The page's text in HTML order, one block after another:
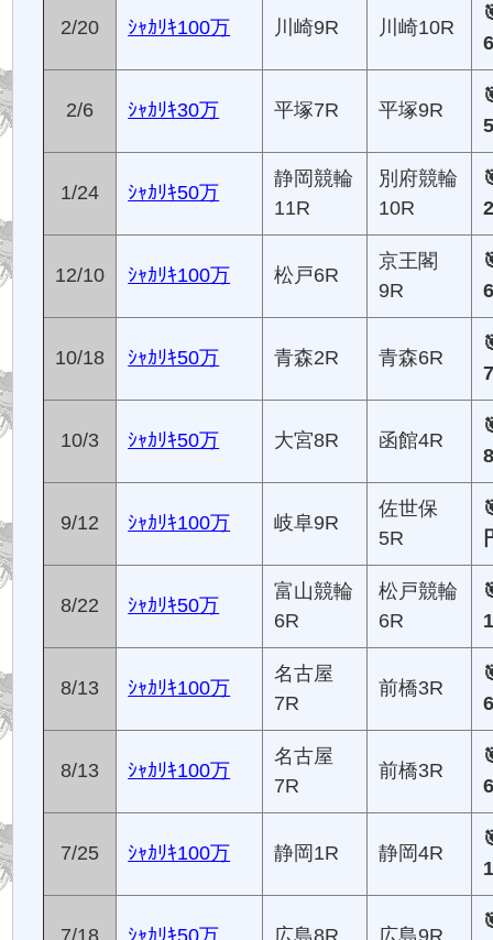
2/20 ｼｬｶﾘｷ100万 川崎9R 川崎10R
2/6 ｼｬｶﾘｷ30万 平塚7R 平塚9R
1/24 ｼｬｶﾘｷ50万
静岡競輪
11R
別府競輪
10R
12/10 ｼｬｶﾘｷ100万 松戸6R
京王閣
9R
10/18 ｼｬｶﾘｷ50万 青森2R 青森6R
10/3 ｼｬｶﾘｷ50万 大宮8R 函館4R
9/12 ｼｬｶﾘｷ100万 岐阜9R
佐世保
5R
8/22 ｼｬｶﾘｷ50万
富山競輪
6R
松戸競輪
6R
8/13 ｼｬｶﾘｷ100万
名古屋
7R
前橋3R
8/13 ｼｬｶﾘｷ100万
名古屋
7R
前橋3R
7/25 ｼｬｶﾘｷ100万 静岡1R 静岡4R
7/18 ｼｬｶﾘｷ50万 広島8R 広島9R